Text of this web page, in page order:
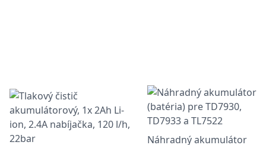
Náhradný akumulátor